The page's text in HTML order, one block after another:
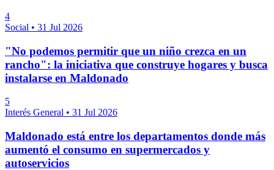
4
Social • 31 Jul 2026
"No podemos permitir que un niño crezca en un
rancho": la iniciativa que construye hogares y busca
instalarse en Maldonado
5
Interés General • 31 Jul 2026
Maldonado está entre los departamentos donde más
aumentó el consumo en supermercados y
autoservicios